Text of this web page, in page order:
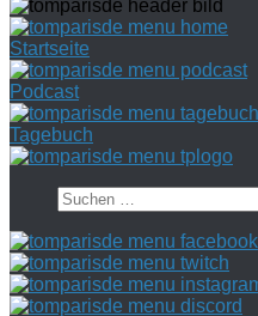
Startseite
Podcast
Tagebuch
Suchen
nach: